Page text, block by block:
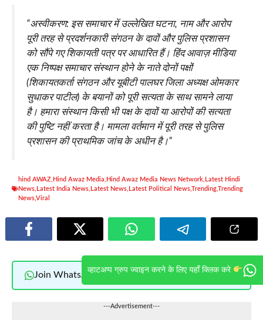
व्हाटअप्प ग्रुप ज्वाइन करने के लिए यहाँ क्लिक करे
“अस्वीकरण: इस समाचार में उल्लेखित घटना, नाम और आरोप
पूरी तरह से प्रदर्शनकारी संगठन के दावों और पुलिस प्रशासन
को सौंपे गए शिकायती पत्र पर आधारित हैं। हिंद आवाज़ मीडिया
एक निष्पक्ष समाचार संस्थान होने के नाते दोनों पक्षों
(शिकायतकर्ता संगठन और यूबीटी पालघर जिला अध्यक्ष ओमकार
सुधाकर पाटील) के बयानों को पूरी सत्यता के साथ सामने लाया
है। हमारा संस्थान किसी भी पक्ष के दावों या आरोपों की सत्यता
की पुष्टि नहीं करता है। मामला वर्तमान में पूरी तरह से पुलिस
प्रशासन की प्राथमिक जांच के अधीन है।”
hind AWAZ Hind Awaz Media Hind Awaz Media News Network Latest Hindi
News Latest India News Latest News Latest Political NewsTrendingTrending
NewsViral
Join WhatsApp
---Advertisement---